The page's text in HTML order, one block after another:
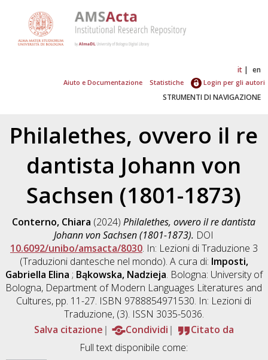
it en
Aiuto e Documentazione Statistiche Login per gli autori
STRUMENTI DI NAVIGAZIONE
Philalethes, ovvero il re
dantista Johann von
Sachsen (1801-1873)
Conterno, Chiara (2024)Philalethes, ovvero il re dantista
Johann von Sachsen (1801-1873). DOI
10.6092/unibo/amsacta/8030. In: Lezioni di Traduzione 3
(Traduzioni dantesche nel mondo). A cura di: Imposti,
Gabriella Elina ; Bąkowska, Nadzieja. Bologna: University of
Bologna, Department of Modern Languages Literatures and
Cultures, pp. 11-27. ISBN 9788854971530. In: Lezioni di
Traduzione, (3). ISSN 3035-5036.
Salva citazione
Condividi
Citato da
Full text disponibile come: